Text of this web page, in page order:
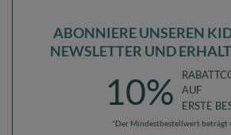
ABONNIERE UNSEREN
NEWSLETTER UND
10%
AUF
ERSTE
*Der Mindestbestellwert beträgt